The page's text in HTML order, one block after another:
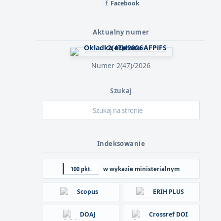
f Facebook
Aktualny numer
Numer 2(47)/2026
Indeksowanie
100 pkt. w wykazie ministerialnym
Scopus ERIH PLUS
DOAJ Crossref DOI
Szukaj